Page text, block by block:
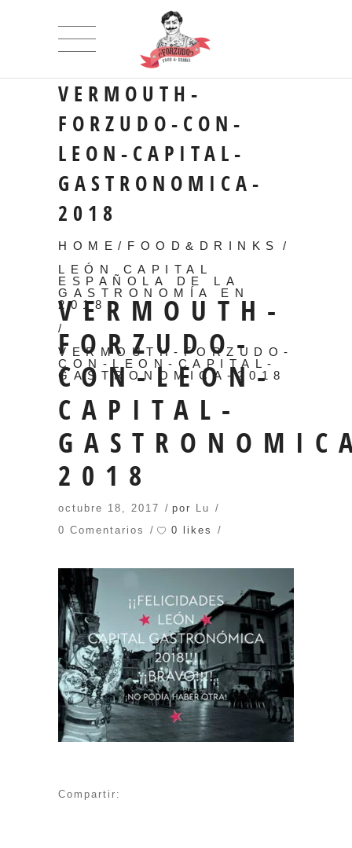
VERMOUTH-
FORZUDO-CON-
LEON-CAPITAL-
GASTRONOMICA-
2018
HOME / FOOD&DRINKS
/
LEÓN CAPITAL
ESPAÑOLA DE LA
GASTRONOMÍA EN
2018
/
VERMOUTH-FORZUDO-
CON-LEON-CAPITAL-
GASTRONOMICA-2018
VERMOUTH-
FORZUDO-
CON-LEON-
CAPITAL-
2018
octubre 18, 2017 por Lu
0 Comentarios
0 likes
Compartir: